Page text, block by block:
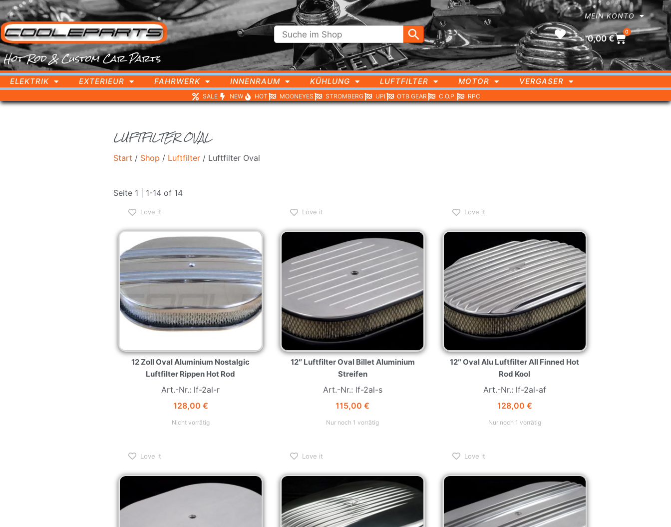
Hot Rod & Custom Car Parts
MEIN KONTO
0,00€
0
ELEKTRIK EXTERIEUR FAHRWERK INNENRAUM KÜHLUNG LUFTFILTER MOTOR VERGASER
SALE NEW HOT MOONEYES STROMBERG UPI OTB GEAR C.O.P. RPC
LUFTFILTER OVAL
Start / Shop / Luftfilter/ Luftfilter Oval
Seite 1 | 1-14 of 14
Love it
12 Zoll Oval Aluminium Nostalgic
Luftfilter Rippen Hot Rod
Art.-Nr.: lf-2al-r
128,00 €
Nicht vorrätig
Love it
12″ Luftfilter Oval Billet Aluminium
Streifen
Art.-Nr.: lf-2al-s
115,00€
Nur noch 1 vorrätig
Love it
12″ Oval Alu Luftfilter All Finned Hot
Rod Kool
Art.-Nr.: lf-2al-af
128,00 €
Nur noch 1 vorrätig
Love it Love it Love it